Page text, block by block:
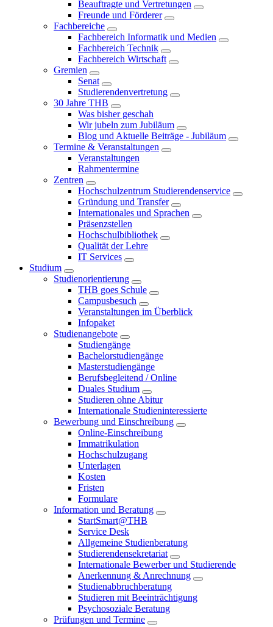
Beauftragte und Vertretungen
Freunde und Förderer
Fachbereiche
Fachbereich Informatik und Medien
Fachbereich Technik
Fachbereich Wirtschaft
Gremien
Senat
Studierendenvertretung
30 Jahre THB
Was bisher geschah
Wir jubeln zum Jubiläum
Blog und Aktuelle Beiträge - Jubiläum
Termine & Veranstaltungen
Veranstaltungen
Rahmentermine
Zentren
Hochschulzentrum Studierendenservice
Gründung und Transfer
Internationales und Sprachen
Präsenzstellen
Hochschulbibliothek
Qualität der Lehre
IT Services
Studium
Studienorientierung
THB goes Schule
Campusbesuch
Veranstaltungen im Überblick
Infopaket
Studienangebote
Studiengänge
Bachelorstudiengänge
Masterstudiengänge
Berufsbegleitend / Online
Duales Studium
Studieren ohne Abitur
Internationale Studieninteressierte
Bewerbung und Einschreibung
Online-Einschreibung
Immatrikulation
Hochschulzugang
Unterlagen
Kosten
Fristen
Formulare
Information und Beratung
StartSmart@THB
Service Desk
Allgemeine Studienberatung
Studierendensekretariat
Internationale Bewerber und Studierende
Anerkennung & Anrechnung
Studienabbruchberatung
Studieren mit Beeinträchtigung
Psychosoziale Beratung
Prüfungen und Termine